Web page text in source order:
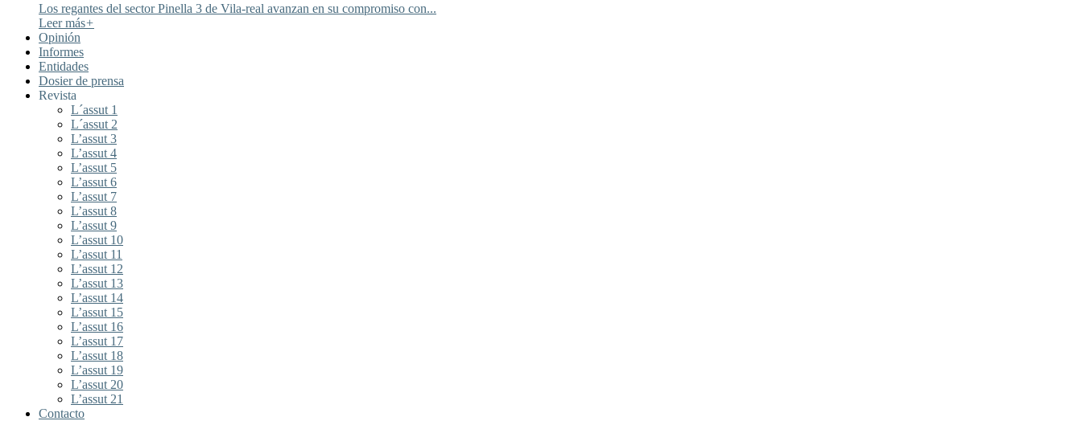
Los regantes del sector Pinella 3 de Vila-real avanzan en su compromiso con...
Leer más+
Opinión
Informes
Entidades
Dosier de prensa
Revista
L´assut 1
L´assut 2
L’assut 3
L’assut 4
L’assut 5
L’assut 6
L’assut 7
L’assut 8
L’assut 9
L’assut 10
L’assut 11
L’assut 12
L’assut 13
L’assut 14
L’assut 15
L’assut 16
L’assut 17
L’assut 18
L’assut 19
L’assut 20
L’assut 21
Contacto